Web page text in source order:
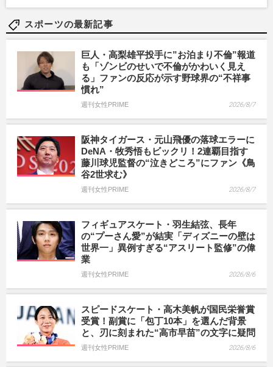
スポーツの最新記事
巨人・高梨雄平投手に”お泊まり不倫”報道
も「ゾンビのせいで不倫がかわいく見え
る」ファンの反応が示す野球界の“不祥事
慣れ”
週刊女性PRIME 2026/8/7
阪神タイガース・元山飛優の落球エラーに
DeNA・牧秀悟もビックリ！2連覇目指す
藤川球児監督の“泣きどころ”にファン《鳥
谷2世求む》
週刊女性PRIME 2026/8/7
フィギュアスケート・羽生結弦、長年
の“プーさん愛”が結実「ディズニーの壁は
世界一」異例すぎる“アスリート監修”の偉
業
週刊女性PRIME 2026/8/6
スピードスケート・高木美帆が国民栄誉賞
受賞！副賞に「包丁10本」を選んだ背景
と、刃に刻まれた“高市早苗”の文字に疑問
週刊女性PRIME 2026/8/6